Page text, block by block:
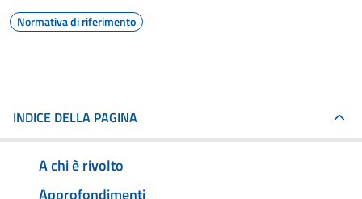
Normativa di riferimento
INDICE DELLA PAGINA
A chi è rivolto
Approfondimenti